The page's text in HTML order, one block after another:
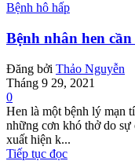
Bệnh hô hấp
Bệnh nhân hen
Đăng bởi Thảo Nguyễn
Tháng 9 29, 2021
0
Hen là một bệnh lý mạn
những cơn khó thở do sự
xuất hiện k...
Tiếp tục đọc